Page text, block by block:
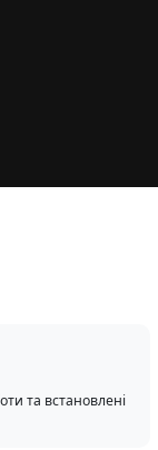
та встановлені